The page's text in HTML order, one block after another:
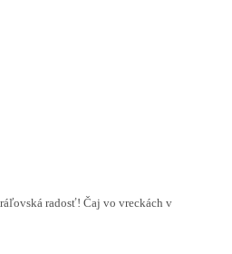
radosť! Čaj vo vreckách v